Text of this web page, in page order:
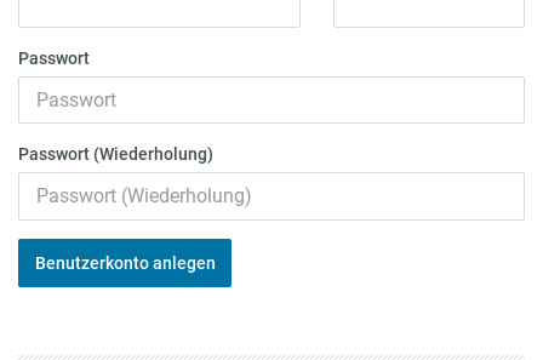
Passwort
Passwort (Wiederholung)
Benutzerkonto anlegen